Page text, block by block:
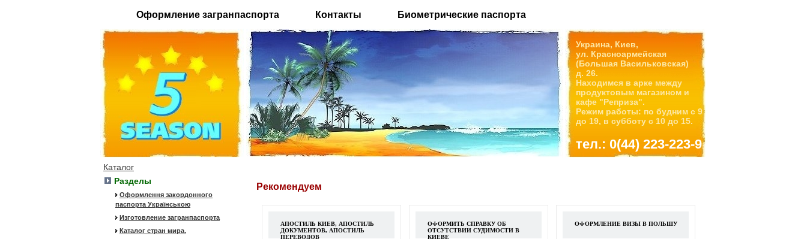
Оформление загранпаспорта Контакты Биометрические паспорта
Украина, Киев,
ул. Красноармейская
(Большая Васильковская)
д. 26.
Находимся в арке между
продуктовым магазином и
кафе "Реприза".
Режим работы: по будним с 9
до 19, в субботу с 10 до 15.
тел.: 0(44) 223-223-9
Каталог
Разделы
Оформлення закордонного
паспорта Українською
Изготовление загранпаспорта
Каталог стран мира.
Рекомендуем
АПОСТИЛЬ КИЕВ, АПОСТИЛЬ
ДОКУМЕНТОВ, АПОСТИЛЬ
ПЕРЕВОДОВ
ОФОРМИТЬ СПРАВКУ ОБ
ОТСУТСТВИИ СУДИМОСТИ В
КИЕВЕ
ОФОРМЛЕНИЕ ВИЗЫ В ПОЛЬШУ